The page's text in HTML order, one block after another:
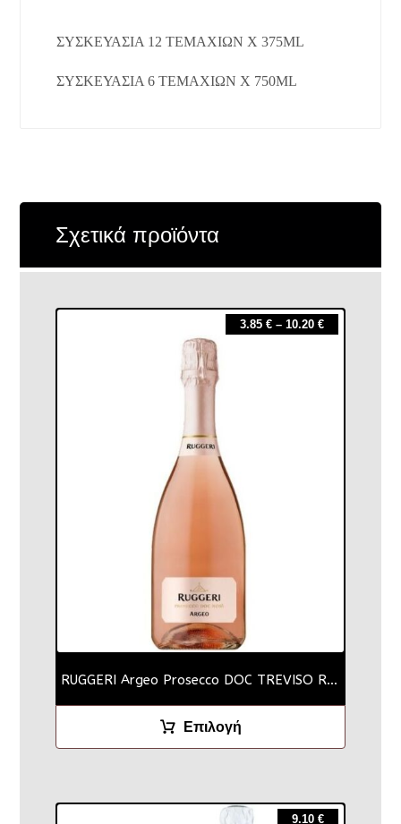
ΣΥΣΚΕΥΑΣΊΑ 12 ΤΕΜΑΧΊΩΝ X 375ML
ΣΥΣΚΕΥΑΣΊΑ 6 ΤΕΜΑΧΊΩΝ X 750ML
Σχετικά προϊόντα
RUGGERI Argeo Prosecco DOC TREVISO Rose
3.85 €– 10.20 €
Επιλογή
9.10 €